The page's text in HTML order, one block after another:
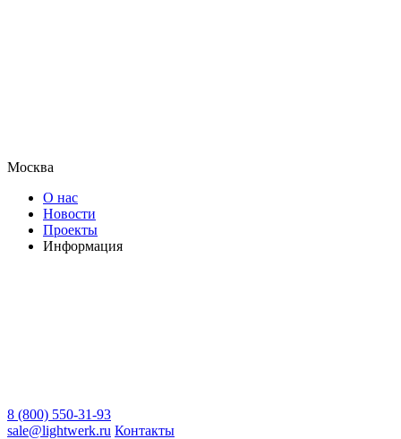
Москва
О нас
Новости
Проекты
Информация
8 (800) 550-31-93
sale@lightwerk.ru Контакты